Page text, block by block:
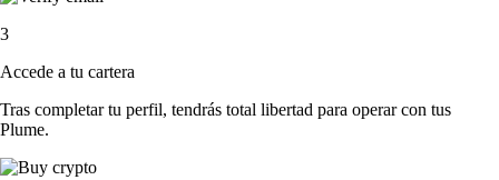
3
Accede a tu cartera
Tras completar tu perfil, tendrás total libertad para operar con tus
Plume.